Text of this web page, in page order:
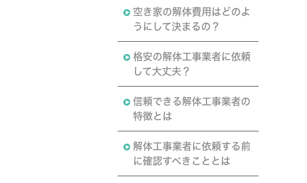
空き家の解体費用はどのよ
うにして決まるの？
格安の解体工事業者に依頼
して大丈夫？
信頼できる解体工事業者の
特徴とは
解体工事業者に依頼する前
に確認すべきこととは